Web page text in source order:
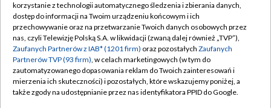
TVP
Abonament TVP
Emisja w TVP
Centrum informacji TVP
Naziemna Telewizja Cyfrowa
Regulamin TVP
Polityka prywatności
Moje zgody
Pomoc
korzystanie z technologii automatycznego śledzenia i zbierania danych,
dostęp do informacji na Twoim urządzeniu końcowym i ich
przechowywanie oraz na przetwarzanie Twoich danych osobowych przez
nas, czyli Telewizję Polską S.A. w likwidacji (zwaną dalej również „TVP”),
Zaufanych Partnerów z IAB* (1201 firm) oraz pozostałych Zaufanych
Partnerów TVP (93 firm), w celach marketingowych (w tym do
zautomatyzowanego dopasowania reklam do Twoich zainteresowań i
mierzenia ich skuteczności) i pozostałych, które wskazujemy poniżej, a
także zgody na udostępnianie przez nas identyfikatora PPID do Google.